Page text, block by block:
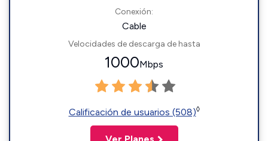
Conexión:
Cable
Velocidades de descarga de hasta
1000Mbps
Calificación de usuarios (508)◊